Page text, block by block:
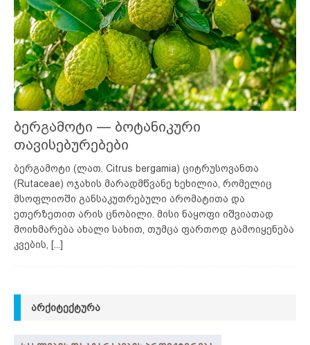
ბერგამოტი — ბოტანიკური
თავისებურებები
ბერგამოტი (ლათ. Citrus bergamia) ციტრუსოვანთა
(Rutaceae) ოჯახის მარადმწვანე ხეხილია, რომელიც
მსოფლიოში განსაკუთრებული არომატითა და
ეთერზეთით არის ცნობილი. მისი ნაყოფი იშვიათად
მოიხმარება ახალი სახით, თუმცა ფართოდ გამოიყენება
კვების, [...]
ᲐᲠᲥᲘᲢᲔᲥᲢᲣᲠᲐ